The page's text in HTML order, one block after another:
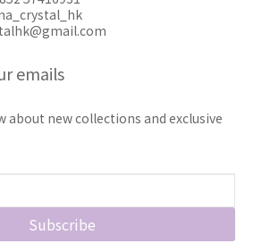
emails
about new collections and exclusive
Subscribe